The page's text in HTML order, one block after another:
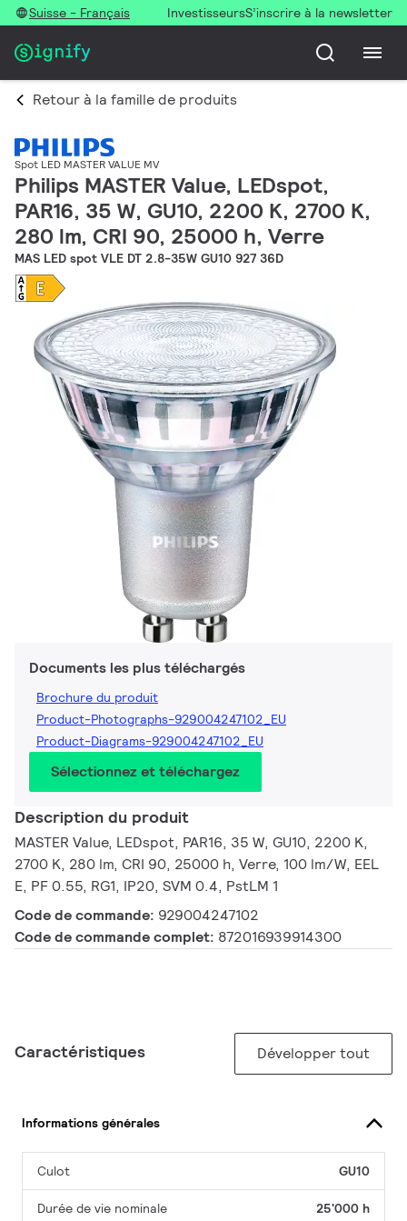
Suisse - Français InvestisseursS’inscrire à la newsletter
Retour à la famille de produits
Spot LED MASTER VALUE MV
Philips MASTER Value, LEDspot,
PAR16, 35 W, GU10, 2200 K, 2700 K,
280 lm, CRI 90, 25000 h, Verre
MAS LED spot VLE DT 2.8-35W GU10 927 36D
Documents les plus téléchargés
Brochure du produit
Product-Photographs-929004247102_EU
Product-Diagrams-929004247102_EU
Sélectionnez et téléchargez
Description du produit
MASTER Value, LEDspot, PAR16, 35 W, GU10, 2200 K,
2700 K, 280 lm, CRI 90, 25000 h, Verre, 100 lm/W, EEL
E, PF 0.55, RG1, IP20, SVM 0.4, PstLM 1
Code de commande: 929004247102
Code de commande complet: 872016939914300
Caractéristiques Développer tout
Informations générales
Culot GU10
Durée de vie nominale 25'000 h